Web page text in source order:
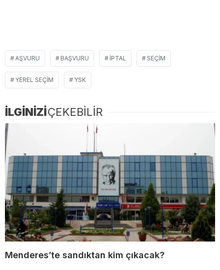
AŞVURU BAŞVURU İPTAL SEÇİM
YEREL SEÇİM YSK
İLGİNİZİÇEKEBİLİR
Menderes’te sandıktan kim çıkacak?